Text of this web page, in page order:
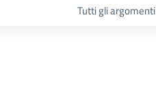
Tutti gli argomenti